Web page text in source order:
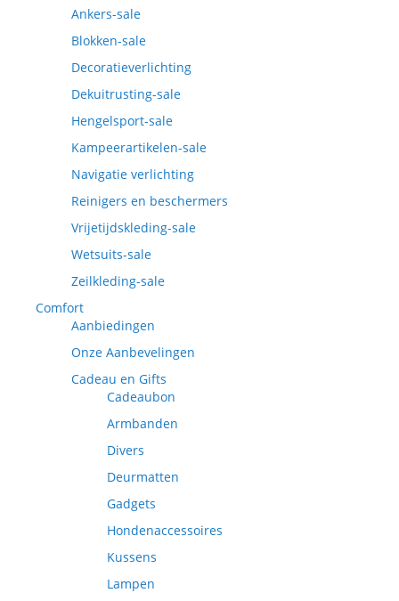
Ankers-sale
Blokken-sale
Decoratieverlichting
Dekuitrusting-sale
Hengelsport-sale
Kampeerartikelen-sale
Navigatie verlichting
Reinigers en beschermers
Vrijetijdskleding-sale
Wetsuits-sale
Zeilkleding-sale
Comfort
Aanbiedingen
Onze Aanbevelingen
Cadeau en Gifts
Cadeaubon
Armbanden
Divers
Deurmatten
Gadgets
Hondenaccessoires
Kussens
Lampen